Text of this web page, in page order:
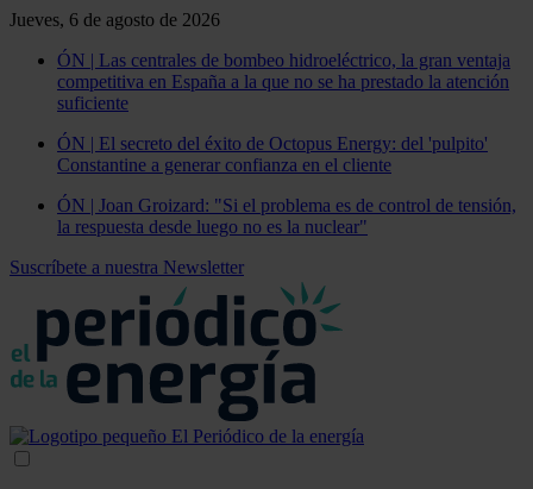
Jueves, 6 de agosto de 2026
ÓN | Las centrales de bombeo hidroeléctrico, la gran ventaja
competitiva en España a la que no se ha prestado la atención
suficiente
ÓN | El secreto del éxito de Octopus Energy: del 'pulpito'
Constantine a generar confianza en el cliente
ÓN | Joan Groizard: "Si el problema es de control de tensión,
la respuesta desde luego no es la nuclear"
Suscríbete a nuestra Newsletter